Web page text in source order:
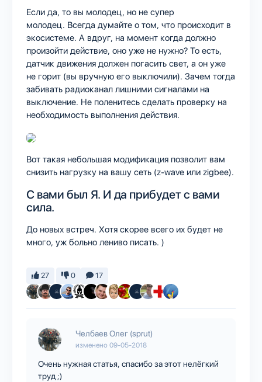
Если да, то вы молодец, но не супер
молодец. Всегда думайте о том, что происходит в
экосистеме. А вдруг, на момент когда должно
произойти действие, оно уже не нужно? То есть,
датчик движения должен погасить свет, а он уже
не горит (вы вручную его выключили). Зачем тогда
забивать радиоканал лишними сигналами на
выключение. Не поленитесь сделать проверку на
необходимость выполнения действия.
Вот такая небольшая модификация позволит вам
снизить нагрузку на вашу сеть (z-wave или zigbee).
С вами был Я. И да прибудет с вами
сила.
До новых встреч. Хотя скорее всего их будет не
много, уж больно лениво писать. )
27 0 17
Челбаев Олег (sprut)
изменено 09-05-2018
Очень нужная статья, спасибо за этот нелёгкий
труд ;)